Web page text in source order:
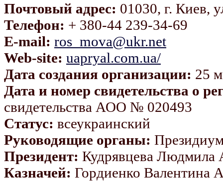
Почтовый адрес: 01030, г. Киев,
Телефон: + 380-44 239-34-69
E-mail: ros_mova@ukr.net
Web-site: uapryal.com.ua/
Дата создания организации: 25
Дата и номер свидетельства о
свидетельства АОО № 020493
Статус: всеукраинский
Руководящие органы:
Президент: Кудрявцева Людмила
Казначей: Гордиенко Валентина